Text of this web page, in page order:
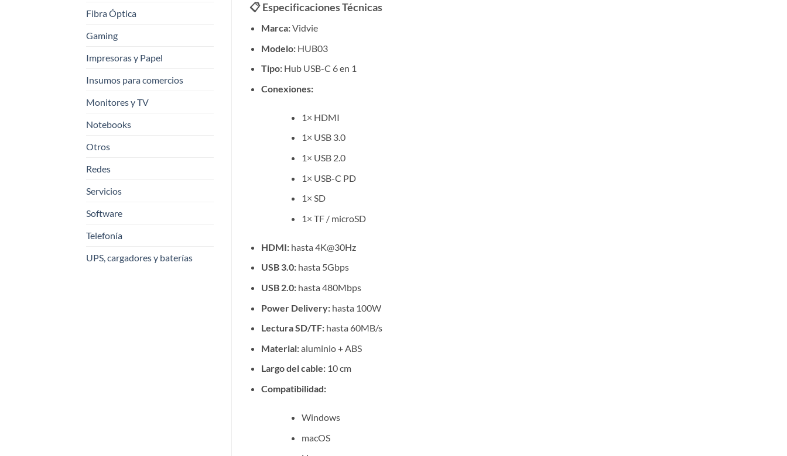
Fibra Óptica
Gaming
Impresoras y Papel
Insumos para comercios
Monitores y TV
Notebooks
Otros
Redes
Servicios
Software
Telefonía
UPS, cargadores y baterías
📋 Especificaciones Técnicas
Marca:Vidvie
Modelo: HUB03
Tipo: Hub USB-C 6 en 1
Conexiones:
1× HDMI
1× USB 3.0
1× USB 2.0
1× USB-C PD
1× SD
1× TF / microSD
HDMI: hasta 4K@30Hz
USB 3.0: hasta 5Gbps
USB 2.0: hasta 480Mbps
Power Delivery: hasta 100W
Lectura SD/TF: hasta 60MB/s
Material:aluminio + ABS
Largo del cable: 10 cm
Compatibilidad:
Windows
macOS